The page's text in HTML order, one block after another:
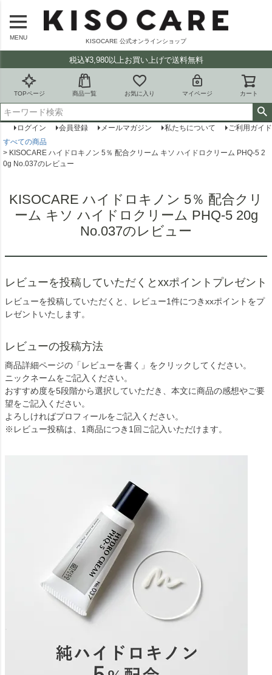
MENU
KISOCARE 公式オンラインショップ
税込¥3,980以上お買い上げで送料無料
TOPページ 商品一覧 お気に入り マイページ カート
ログイン 会員登録 メールマガジン 私たちについて
ご利用ガイド
すべての商品
KISOCARE ハイドロキノン 5％ 配合クリーム キソ ハイドロクリーム PHQ-5 2
0g No.037のレビュー
KISOCARE ハイドロキノン 5％ 配合クリ
ーム キソ ハイドロクリーム PHQ-5 20g
No.037のレビュー
レビューを投稿していただくとxxポイントプレゼント
レビューを投稿していただくと、レビュー1件につきxxポイントをプ
レゼントいたします。
レビューの投稿方法
商品詳細ページの「レビューを書く」をクリックしてください。
ニックネームをご記入ください。
おすすめ度を5段階から選択していただき、本文に商品の感想やご要
望をご記入ください。
よろしければプロフィールをご記入ください。
※レビュー投稿は、1商品につき1回ご記入いただけます。